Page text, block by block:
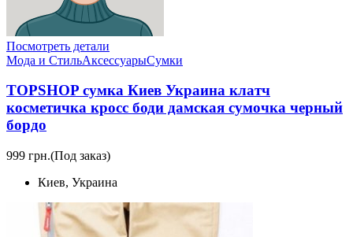
Посмотреть детали
Мода и СтильАксессуарыСумки
TOPSHOP сумка Киев Украина клатч
косметичка кросс боди дамская сумочка черный
бордо
999 грн.(Под заказ)
Киев, Украина